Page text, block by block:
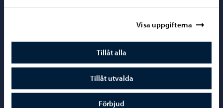
Visa uppgifterna
Tillåt alla
Tillåt utvalda
Förbjud
Porvoo – Gå
Telefonrådgivning: 020 692 250